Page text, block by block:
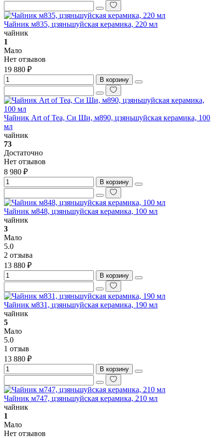
Чайник м835, цзяньшуйская керамика, 220 мл
чайник
1
Мало
Нет отзывов
19 880 ₽
В корзину
Чайник Art of Tea, Си Ши, м890, цзяньшуйская керамика, 100
мл
чайник
73
Достаточно
Нет отзывов
8 980 ₽
В корзину
Чайник м848, цзяньшуйская керамика, 100 мл
чайник
3
Мало
5.0
2 отзыва
13 880 ₽
В корзину
Чайник м831, цзяньшуйская керамика, 190 мл
чайник
5
Мало
5.0
1 отзыв
13 880 ₽
В корзину
Чайник м747, цзяньшуйская керамика, 210 мл
чайник
1
Мало
Нет отзывов